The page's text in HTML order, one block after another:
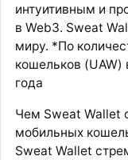
интуитивным и
в Web3. Sweat
миру. *По
кошельков
года
Чем Sweat Wallet
мобильных
Sweat Wallet